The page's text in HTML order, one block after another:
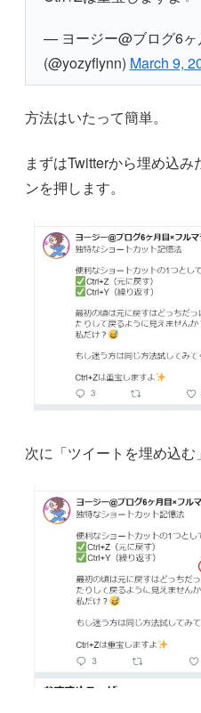
— ヨージー@ブログ6
(@yozyflynn) March 9,
方法はいたって簡単。
まずはTwitterから埋め込
ンを押します。
次に「ツイートを埋め込む